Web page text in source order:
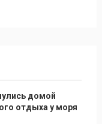
домой
отдыха у моря